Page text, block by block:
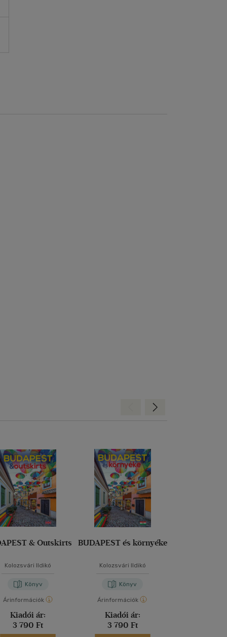
& Outskirts
Kolozsvári Ildikó
Könyv
Árinformációk
Kiadói ár:
3 790 Ft
BUDAPEST és környéke
Kolozsvári Ildikó
Könyv
Árinformációk
Kiadói ár:
3 790 Ft
Előre